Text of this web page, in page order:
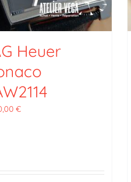
Heuer
€